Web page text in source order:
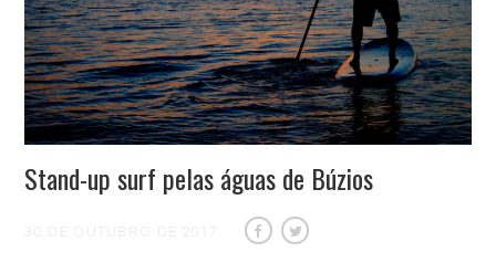
Stand-up surf pelas águas de Búzios
30 DE OUTUBRO DE 2017